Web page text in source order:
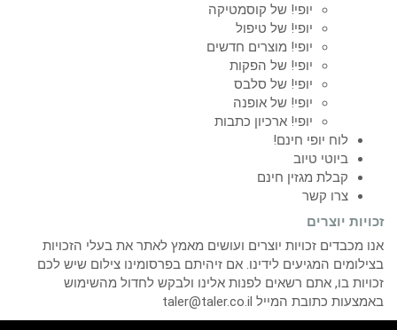
יופי! של קוסמטיקה
יופי! של טיפול
יופי! מוצרים חדשים
יופי! של הפקות
יופי! של סלבס
יופי! של אופנה
יופי! ארכיון כתבות
לוח יופי חינם!
ביוטי טיוב
קבלת מגזין חינם
צרו קשר
זכויות יוצרים
אנו מכבדים זכויות יוצרים ועושים מאמץ לאתר את בעלי הזכויות
בצילומים המגיעים לידינו. אם זיהיתם בפרסומינו צילום שיש לכם
זכויות בו, אתם רשאים לפנות אלינו ולבקש לחדול מהשימוש
באמצעות כתובת המייל taler@taler.co.il